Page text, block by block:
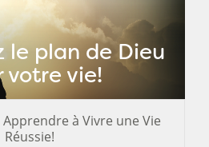
le plan de Dieu
votre vie!
à Vivre une Vie
Réussie!